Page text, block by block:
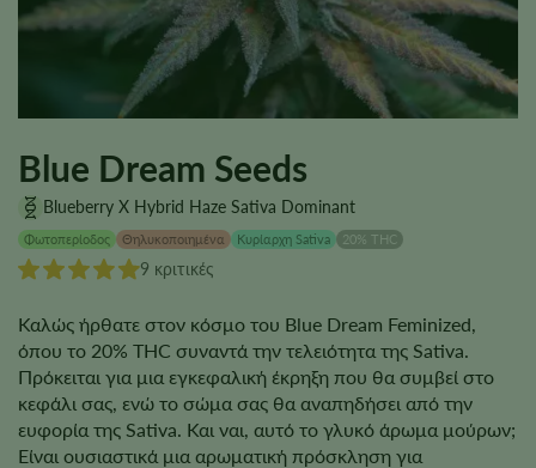
Blue Dream Seeds
Blueberry X Hybrid Haze Sativa Dominant
Φωτοπερίοδος Θηλυκοποιημένα Κυρίαρχη Sativa 20% THC
9 κριτικές
Καλώς ήρθατε στον κόσμο του Blue Dream Feminized,
όπου το 20% THC συναντά την τελειότητα της Sativa.
Πρόκειται για μια εγκεφαλική έκρηξη που θα συμβεί στο
κεφάλι σας, ενώ το σώμα σας θα αναπηδήσει από την
ευφορία της Sativa. Και ναι, αυτό το γλυκό άρωμα μούρων;
Είναι ουσιαστικά μια αρωματική πρόσκληση για